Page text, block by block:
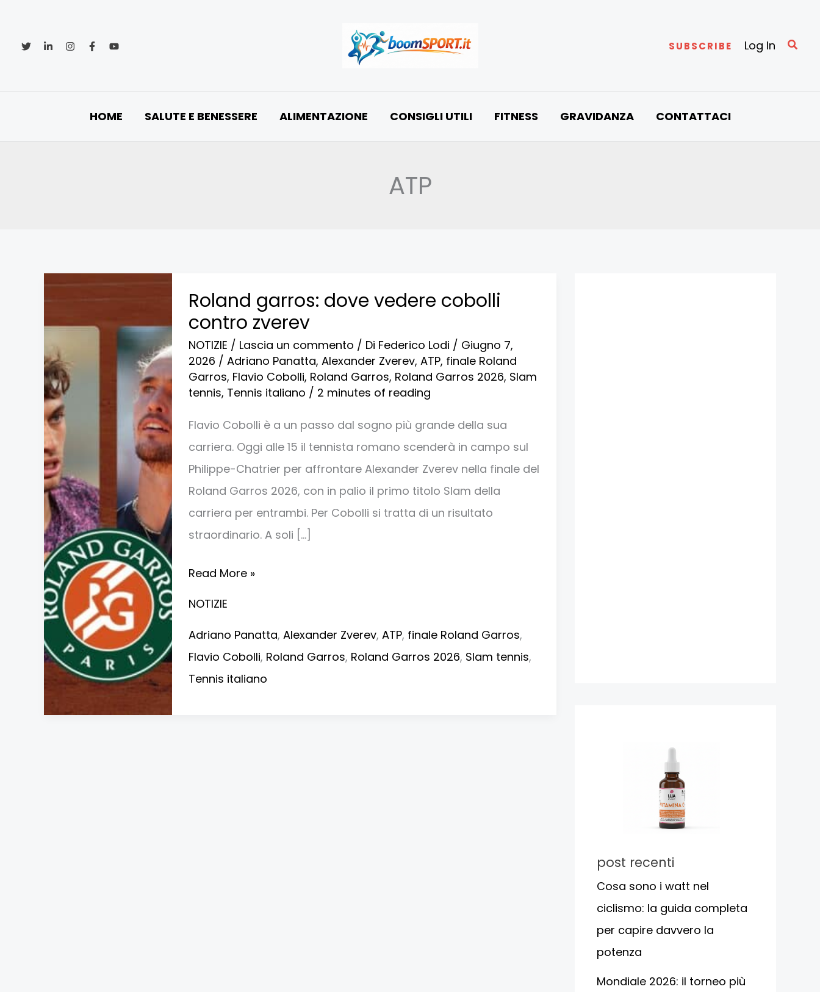
contenuto
SUBSCRIBE Log In Cerca
HOME SALUTE E BENESSERE ALIMENTAZIONE CONSIGLI UTILI FITNESS GRAVIDANZA CONTATTACI
ATP
Roland garros: dove vedere cobolli
contro zverev
NOTIZIE / Lascia un commento / Di Federico Lodi / Giugno 7,
2026 / Adriano Panatta, Alexander Zverev, ATP, finale Roland
Garros, Flavio Cobolli, Roland Garros, Roland Garros 2026, Slam
tennis, Tennis italiano / 2 minutes of reading
Flavio Cobolli è a un passo dal sogno più grande della sua
carriera. Oggi alle 15 il tennista romano scenderà in campo sul
Philippe-Chatrier per affrontare Alexander Zverev nella finale del
Roland Garros 2026, con in palio il primo titolo Slam della
carriera per entrambi. Per Cobolli si tratta di un risultato
straordinario. A soli […]
garros:
dove
vedere
cobolli
contro
Read More »
NOTIZIE
Adriano Panatta, Alexander Zverev, ATP, finale Roland Garros,
Flavio Cobolli, Roland Garros, Roland Garros 2026, Slam tennis,
Tennis italiano
post recenti
Cosa sono i watt nel
ciclismo: la guida completa
per capire davvero la
potenza
Mondiale 2026: il torneo più